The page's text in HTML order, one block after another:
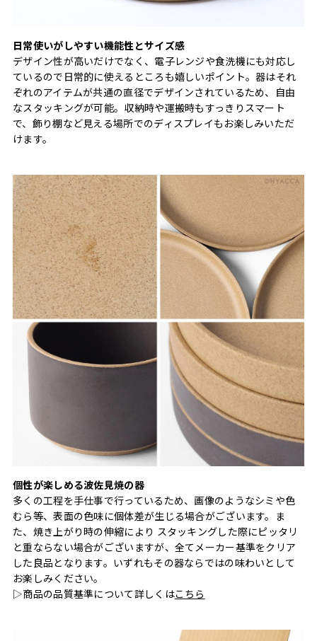
日常使いがしやすい機能性とサイズ感
デザイン性が高いだけでなく、電子レンジや食洗機にも対応し
ているので日常的に使えるところも嬉しいポイント。器はそれ
ぞれのアイテムが共通の直径でデザインされているため、自由
なスタッキングが可能。収納時や運搬時もすっきりスマート
で、飾り棚など見える場所でのディスプレイもお楽しみいただ
けます。
個性が楽しめる波佐見焼の器
多くの工程を手仕事で行っているため、画像のようなシミや色
むら等、表面の色味に個体差が生じる場合がございます。ま
た、焼き上がり時の伸縮により スタッキングした際にピッタリ
と重ならない場合がございますが、全てメーカー基準をクリア
した良品となります。いずれもその器ならではの味わいとして
お楽しみください。
▷商品の品質基準について詳しくはこちら